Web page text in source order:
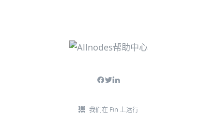
我们在 Fin 上运行